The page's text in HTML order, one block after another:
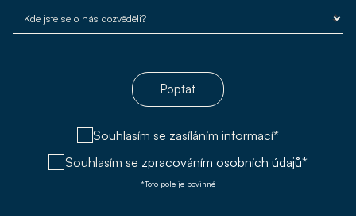
Poptat
Souhlasím se zasíláním informací*
Souhlasím se zpracováním osobních údajů*
*Toto pole je povinné